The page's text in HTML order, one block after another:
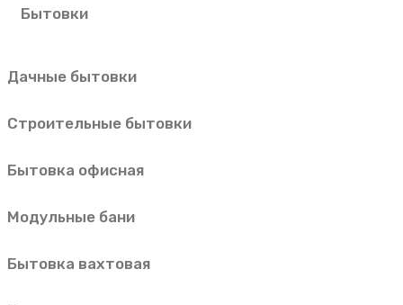
Бытовки
Дачные бытовки
Строительные бытовки
Бытовка офисная
Модульные бани
Бытовка вахтовая